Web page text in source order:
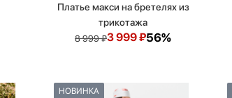
Платье макси на бретелях из
трикотажа
8 999₽3 999₽56%
НОВИНКА